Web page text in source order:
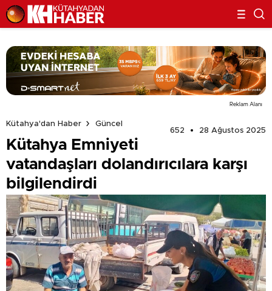
Reklam Alanı
Kütahya'dan Haber
Güncel
652
28 Ağustos 2025
Kütahya Emniyeti
vatandaşları dolandırıcılara karşı
bilgilendirdi